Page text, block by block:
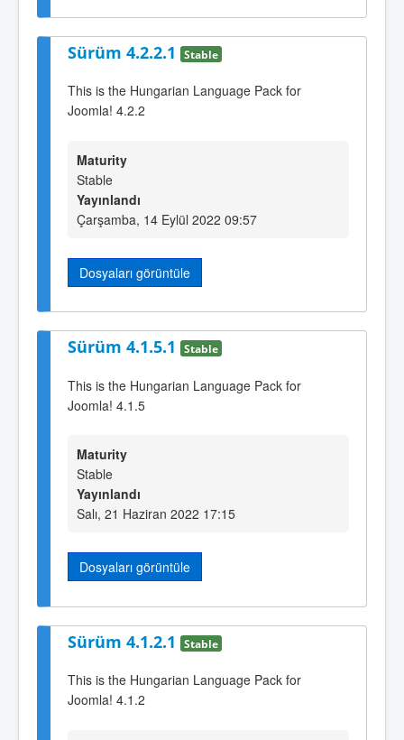
Sürüm 4.2.2.1 Stable
This is the Hungarian Language Pack for
Joomla! 4.2.2
Maturity
Stable
Yayınlandı
Çarşamba, 14 Eylül 2022 09:57
Dosyaları görüntüle
Sürüm 4.1.5.1 Stable
This is the Hungarian Language Pack for
Joomla! 4.1.5
Maturity
Stable
Yayınlandı
Salı, 21 Haziran 2022 17:15
Dosyaları görüntüle
Sürüm 4.1.2.1 Stable
This is the Hungarian Language Pack for
Joomla! 4.1.2